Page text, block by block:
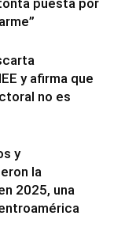
puesta por
y afirma que
no es
y
la
2025, una